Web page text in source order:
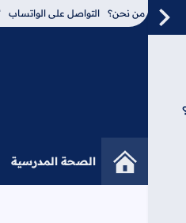
من نحن؟ التواصل على الواتساب
الصحة المدرسية